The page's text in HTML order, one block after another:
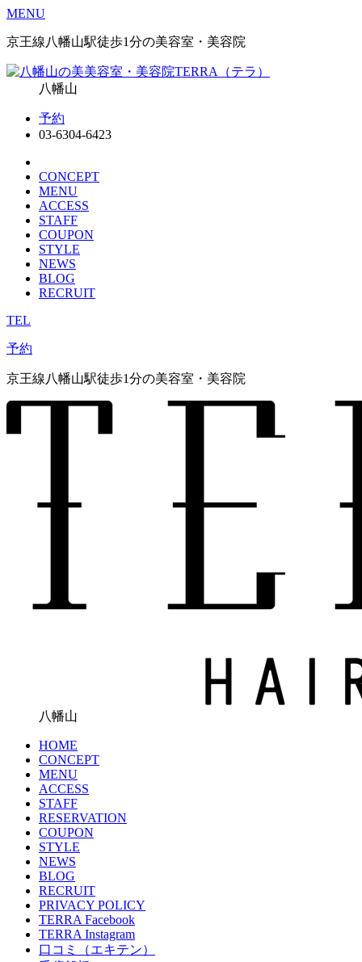
MENU
京王線八幡山駅徒歩1分の美容室・美容院
八幡山
予約
03-6304-6423
CONCEPT
MENU
ACCESS
STAFF
COUPON
STYLE
NEWS
BLOG
RECRUIT
TEL
予約
京王線八幡山駅徒歩1分の美容室 ・美容院
八幡山
HOME
CONCEPT
MENU
ACCESS
STAFF
RESERVATION
COUPON
STYLE
NEWS
BLOG
RECRUIT
PRIVACY POLICY
TERRA Facebook
TERRA Instagram
口コミ（エキテン）